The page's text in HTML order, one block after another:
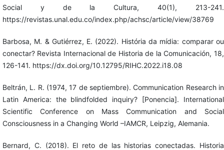
Social y de la Cultura, 40(1), 213-241.
https://revistas.unal.edu.co/index.php/achsc/article/view/38769
Barbosa, M. & Gutiérrez, E. (2022). História da mídia: comparar ou
conectar? Revista Internacional de Historia de la Comunicación, 18,
126-141. https://dx.doi.org/10.12795/RIHC.2022.i18.08
Beltrán, L. R. (1974, 17 de septiembre). Communication Research in
Latin America: the blindfolded inquiry? [Ponencia]. International
Scientific Conference on Mass Communication and Social
Consciousness in a Changing World –IAMCR, Leipzig, Alemania.
Bernard, C. (2018). El reto de las historias conectadas. Historia